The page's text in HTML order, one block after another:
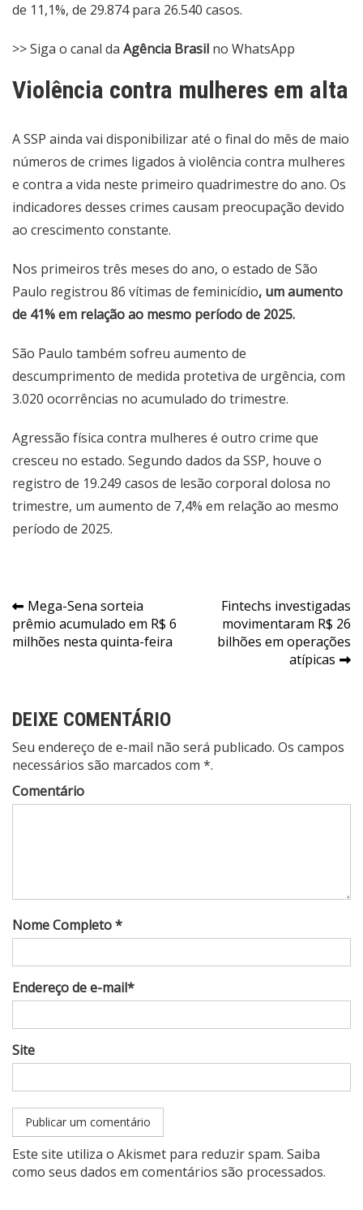
de 11,1%, de 29.874 para 26.540 casos.
>> Siga o canal da Agência Brasil no WhatsApp
Violência contra mulheres em alta
A SSP ainda vai disponibilizar até o final do mês de maio
números de crimes ligados à violência contra mulheres
e contra a vida neste primeiro quadrimestre do ano. Os
indicadores desses crimes causam preocupação devido
ao crescimento constante.
Nos primeiros três meses do ano, o estado de São
Paulo registrou 86 vítimas de feminicídio, um aumento
de 41% em relação ao mesmo período de 2025.
São Paulo também sofreu aumento de
descumprimento de medida protetiva de urgência, com
3.020 ocorrências no acumulado do trimestre.
Agressão física contra mulheres é outro crime que
cresceu no estado. Segundo dados da SSP, houve o
registro de 19.249 casos de lesão corporal dolosa no
trimestre, um aumento de 7,4% em relação ao mesmo
período de 2025.
Navegação
de
Mega-Sena sorteia
prêmio acumulado em R$ 6
milhões nesta quinta-feira
Fintechs investigadas
movimentaram R$ 26
bilhões em operações
atípicas
DEIXE COMENTÁRIO
Seu endereço de e-mail não será publicado. Os campos
necessários são marcados com *.
Comentário
Nome Completo *
Endereço de e-mail*
Site
Este site utiliza o Akismet para reduzir spam. Saiba
como seus dados em comentários são processados.